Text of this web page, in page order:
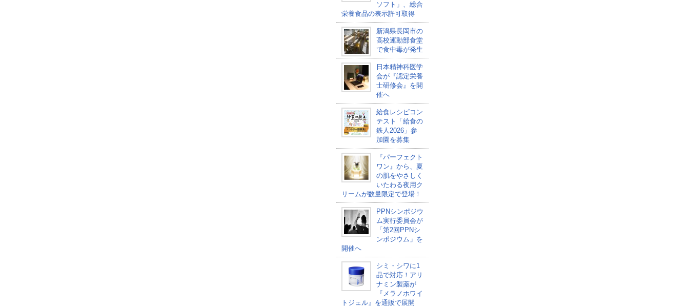
ソフト」、総合
栄養食品の表示許可取得
新潟県長岡市の
高校運動部食堂
で食中毒が発生
日本精神科医学
会が『認定栄養
士研修会』を開
催へ
給食レシピコン
テスト「給食の
鉄人2026」参
加園を募集
『パーフェクト
ワン』から、夏
の肌をやさしく
いたわる夜用ク
リームが数量限定で登場！
PPNシンポジウ
ム実行委員会が
「第2回PPNシ
ンポジウム」を
開催へ
シミ・シワに1
品で対応！アリ
ナミン製薬が
『メラノホワイ
トジェル』を通販で展開